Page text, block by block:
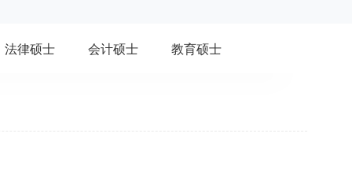
法律硕士 会计硕士 教育硕士